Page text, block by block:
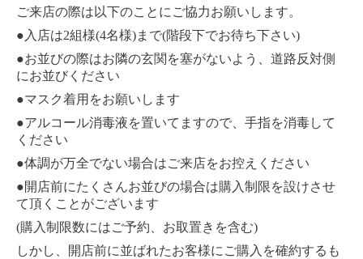
ご来店の際は以下のことにご協力お願いします。
●入店は2組様(4名様)まで(階段下でお待ち下さい)
●お並びの際はお隣の玄関を塞がないよう、道路反対側
にお並びください
●マスク着用をお願いします
●アルコール消毒液を置いてますので、手指を消毒して
ください
●体調が万全でない場合はご来店をお控えください
●開店前にたくさんお並びの場合は購入制限を設けさせ
て頂くことがございます
(購入制限数にはご予約、お取置きを含む)
しかし、開店前に並ばれたお客様にご購入を確約するも